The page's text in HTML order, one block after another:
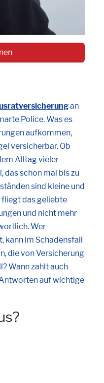
an
Police. Was es
aufkommen,
versicherbar. Ob
Alltag vieler
das schon mal bis zu
sind kleine und
fliegt das geliebte
und nicht mehr
Wer
kann im Schadensfall
die von Versicherung
Wann zahlt auch
auf wichtige